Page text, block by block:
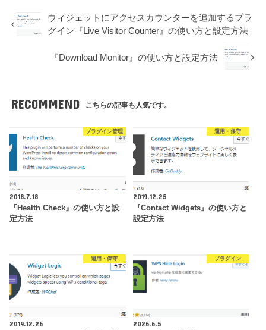
ウィジェットにアクセスカウンターを追加するプラ
グイン『Live Visitor Counter』の使い方と設定方法
『Download Monitor』の使い方と設定方法
RECOMMEND こちらの記事も人気です。
プラグイン管理
2018.7.18
『Health Check』の使い方と設
定方法
運用・保守
2019.12.25
『Contact Widgets』の使い方と
設定方法
運用・保守
2019.12.26
プラグイン
2026.6.5